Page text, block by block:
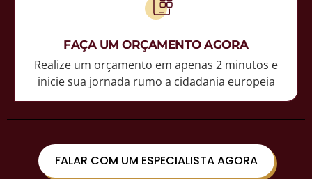
FAÇA UM ORÇAMENTO AGORA
Realize um orçamento em apenas 2 minutos e
inicie sua jornada rumo a cidadania europeia
FALAR COM UM ESPECIALISTA AGORA